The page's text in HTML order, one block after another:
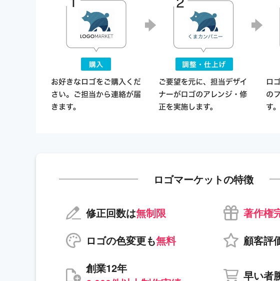
ロゴマーケットの特徴
修正回数は無制限
著作権
ロゴの色変更も無料 顧客評
創業12年
早い者